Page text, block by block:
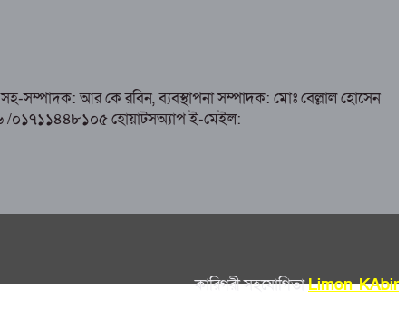
সম্পাদক: আর কে রবিন, ব্যবস্থাপনা সম্পাদক: মোঃ বেল্লাল হোসেন
/০১৭১১৪৪৮১০৫ হোয়াটসঅ্যাপ ই-মেইল:
কারিগরী সহযোগিতাLimon KAbir